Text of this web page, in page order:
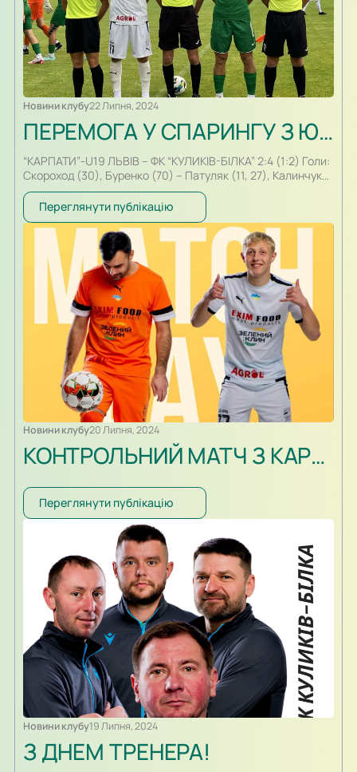
Новини клубу22 Липня, 2024
ПЕРЕМОГА У СПАРИНГУ З ЮНИМИ КАРПАТІВЦЯМИ
“КАРПАТИ”-U19 ЛЬВІВ – ФК “КУЛИКІВ-БІЛКА” 2:4 (1:2) Голи:
Скороход (30), Буренко (70) – Патуляк (11, 27), Калинчук
(64), ГНП (76) Гра розпочалася На третій хвилині перший
небезпечний момент. Після прострілу Патуляка над
воротами пробив Іванченко 0:1 На 11-ій хвилині гравці
команди гостей втілили свою ігрову перевагу у гол.
Шарабура поборовся з захисником, м’яча підібрав…
Переглянути публікацію
Новини клубу20 Липня, 2024
КОНТРОЛЬНИЙ МАТЧ З КАРПАТАМИ U-19
Переглянути публікацію
Новини клубу19 Липня, 2024
З ДНЕМ ТРЕНЕРА!